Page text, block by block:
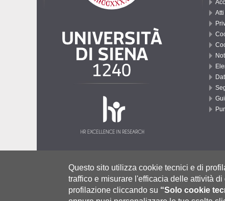
P.IVA 00273530527 | C.F. 80002070524 |Modalità di pagamento|
Contatti:urp@unisi.it - URP - Ufficio Relazioni con il Pubblico
Questo sito utilizza cookie tecnici e di
traffico e misurare l'efficacia delle attività
profilazione cliccando su “Solo cookie